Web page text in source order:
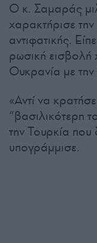
Ο κ. Σαμαράς
χαρακτήρισε
αντιφατικής.
ρωσική εισβολή
Ουκρανία με
«Αντί να
“βασιλικότερη
την Τουρκία που
υπογράμμισε.